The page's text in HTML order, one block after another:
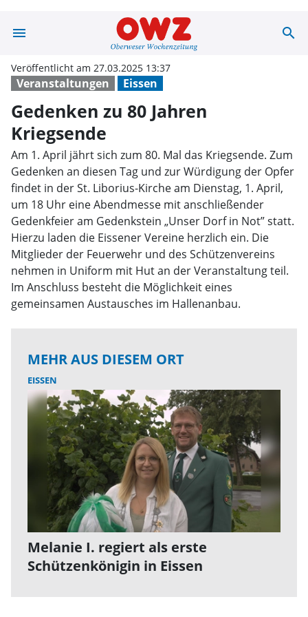
menu Gedenken zu search
Veranstaltungen Eissen
Veröffentlicht am 27.03.2025 13:37
Gedenken zu 80 Jahren
Kriegsende
Am 1. April jährt sich zum 80. Mal das Kriegsende. Zum
Gedenken an diesen Tag und zur Würdigung der Opfer
findet in der St. Liborius-Kirche am Dienstag, 1. April,
um 18 Uhr eine Abendmesse mit anschließender
Gedenkfeier am Gedenkstein „Unser Dorf in Not” statt.
Hierzu laden die Eissener Vereine herzlich ein. Die
Mitglieder der Feuerwehr und des Schützenvereins
nehmen in Uniform mit Hut an der Veranstaltung teil.
Im Anschluss besteht die Möglichkeit eines
gemeinsamen Austausches im Hallenanbau.
MEHR AUS DIESEM ORT
EISSEN
Melanie I. regiert als erste
Schützenkönigin in Eissen